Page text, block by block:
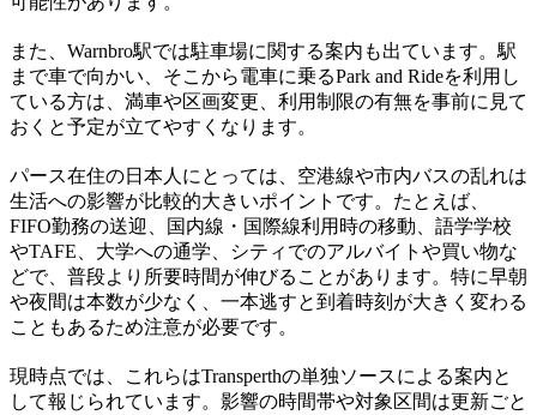
また、Warnbro駅では駐車場に関する案内も出ています。駅
まで車で向かい、そこから電車に乗るPark and Rideを利用し
ている方は、満車や区画変更、利用制限の有無を事前に見て
おくと予定が立てやすくなります。
パース在住の日本人にとっては、空港線や市内バスの乱れは
生活への影響が比較的大きいポイントです。たとえば、
FIFO勤務の送迎、国内線・国際線利用時の移動、語学学校
やTAFE、大学への通学、シティでのアルバイトや買い物な
どで、普段より所要時間が伸びることがあります。特に早朝
や夜間は本数が少なく、一本逃すと到着時刻が大きく変わる
こともあるため注意が必要です。
現時点では、これらはTransperthの単独ソースによる案内と
して報じられています。影響の時間帯や対象区間は更新ごと